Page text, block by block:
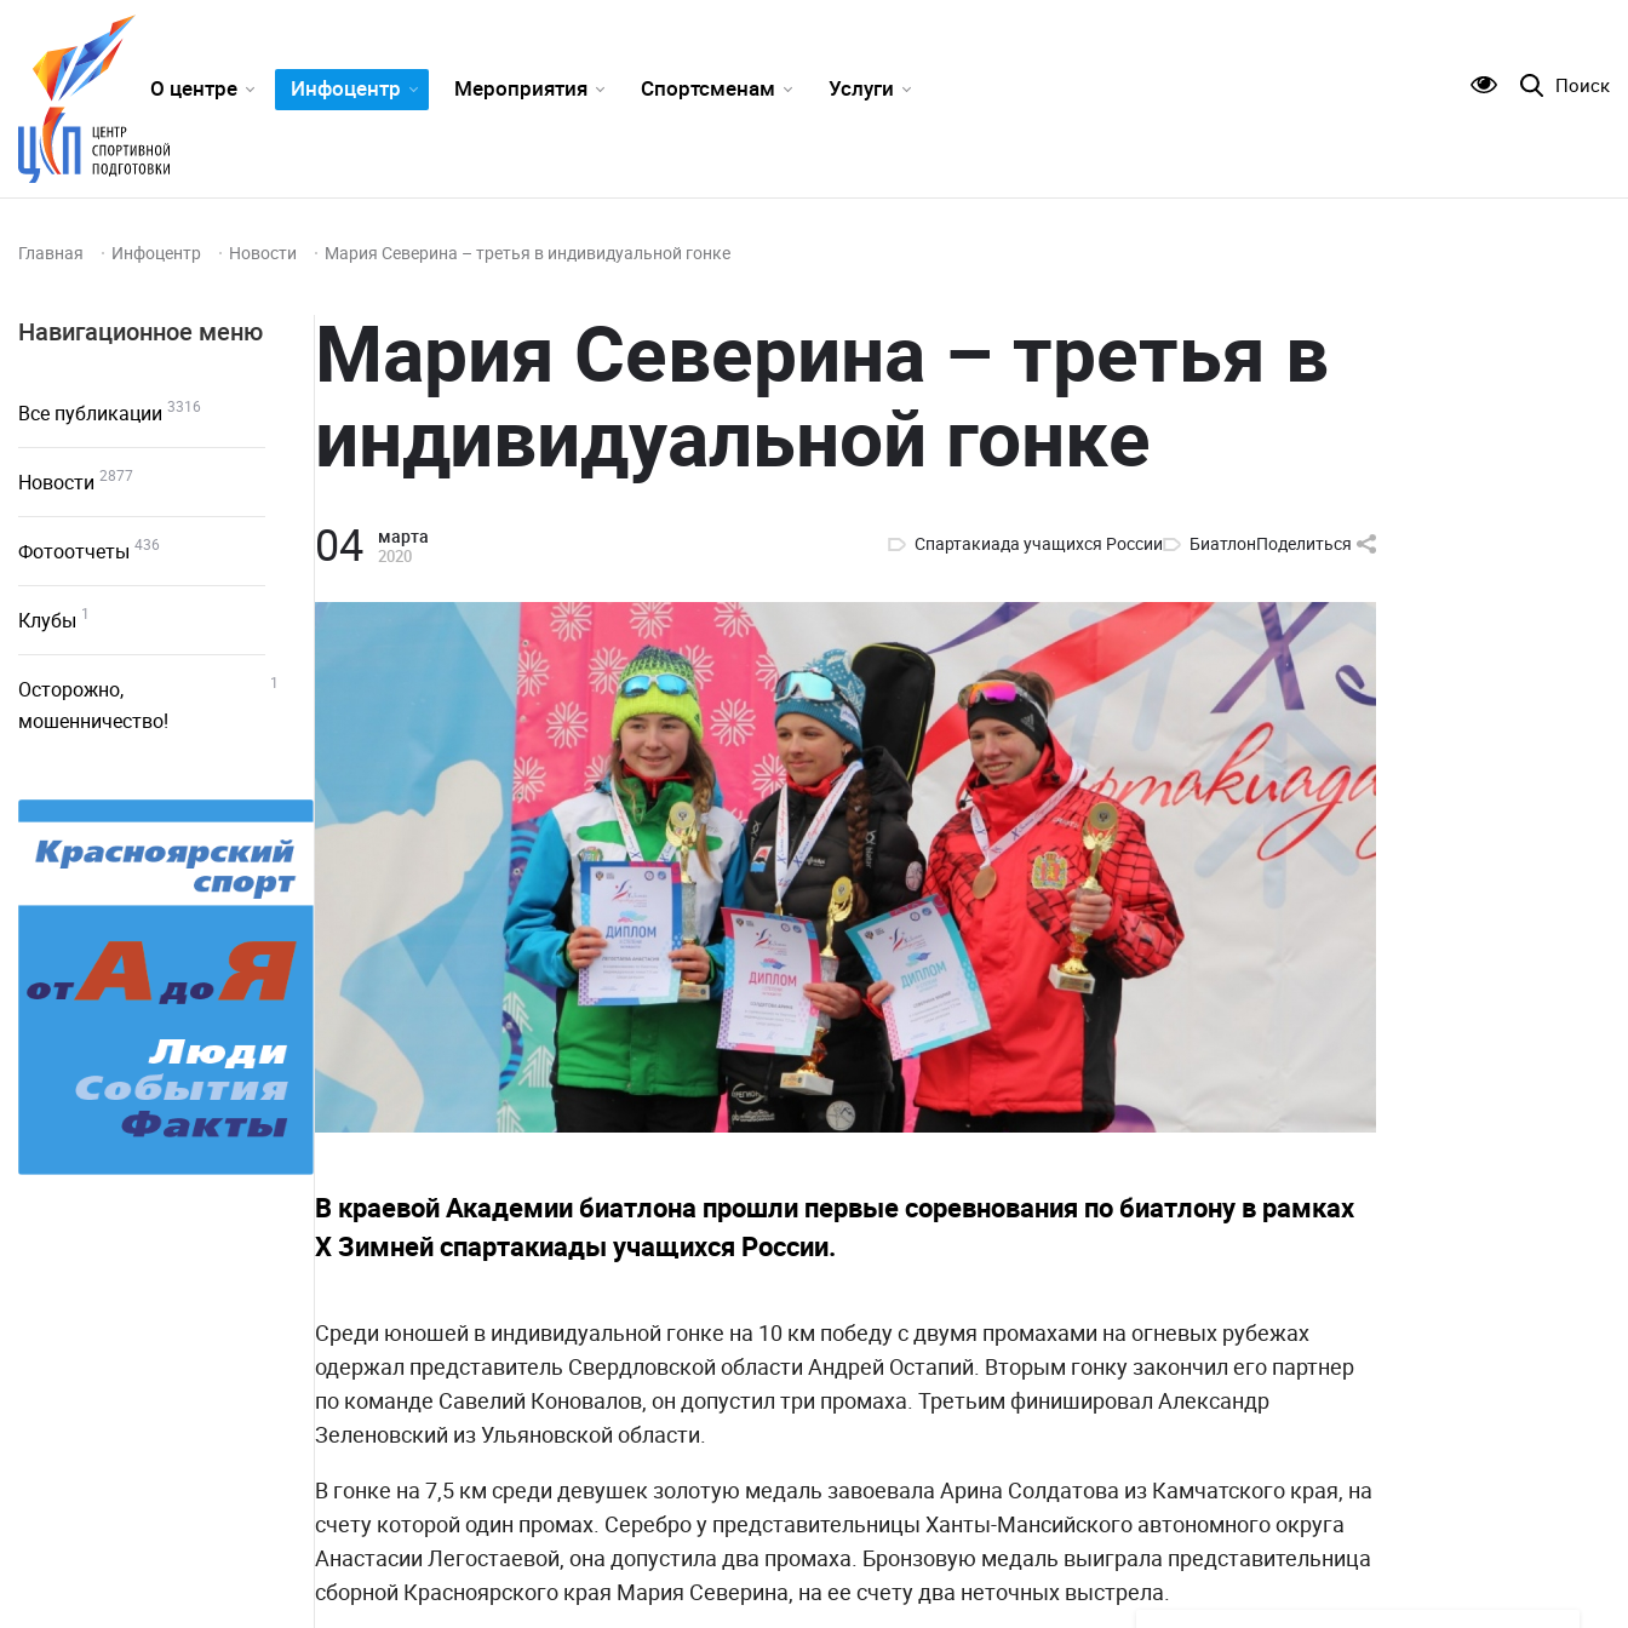
О центре Инфоцентр Мероприятия Спортсменам Услуги Поиск
Главная Инфоцентр Новости Мария Северина – третья в индивидуальной гонке
Навигационное меню
Все публикации 3316
Новости 2877
Фотоотчеты 436
Клубы 1
Осторожно,
мошенничество!
1
Мария Северина – третья в
индивидуальной гонке
04 марта
2020
Спартакиада учащихся России БиатлонПоделиться
В краевой Академии биатлона прошли первые соревнования по биатлону в рамках
X Зимней спартакиады учащихся России.
Среди юношей в индивидуальной гонке на 10 км победу с двумя промахами на огневых рубежах
одержал представитель Свердловской области Андрей Остапий. Вторым гонку закончил его партнер
по команде Савелий Коновалов, он допустил три промаха. Третьим финишировал Александр
Зеленовский из Ульяновской области.
В гонке на 7,5 км среди девушек золотую медаль завоевала Арина Солдатова из Камчатского края, на
счету которой один промах. Серебро у представительницы Ханты-Мансийского автономного округа
Анастасии Легостаевой, она допустила два промаха. Бронзовую медаль выиграла представительница
сборной Красноярского края Мария Северина, на ее счету два неточных выстрела.